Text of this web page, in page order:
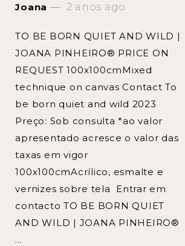
Joana 2 anos ago
TO BE BORN QUIET AND WILD |
JOANA PINHEIRO® PRICE ON
REQUEST 100x100cmMixed
technique on canvas Contact To
be born quiet and wild 2023
Preço: Sob consulta *ao valor
apresentado acresce o valor das
taxas em vigor
100x100cmAcrílico, esmalte e
vernizes sobre tela Entrar em
contacto TO BE BORN QUIET
AND WILD | JOANA PINHEIRO®
…